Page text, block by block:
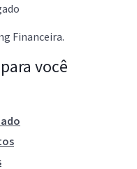
Financeira.
você